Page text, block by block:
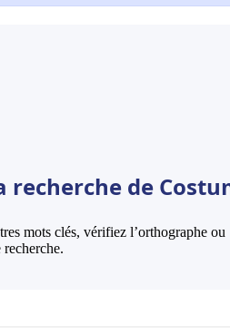
de
mots clés, vérifiez l’orthographe ou